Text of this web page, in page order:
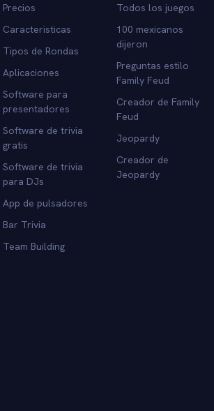
Precios
Caracteristicas
Tipos de Rondas
Aplicaciones
Software para
presentadores
Software de trivia
gratis
Software de trivia
para DJs
App de pulsadores
Bar Trivia
Team Building
Todos los juegos
100 mexicanos
dijeron
Preguntas estilo
Family Feud
Creador de Family
Feud
Jeopardy
Creador de
Jeopardy